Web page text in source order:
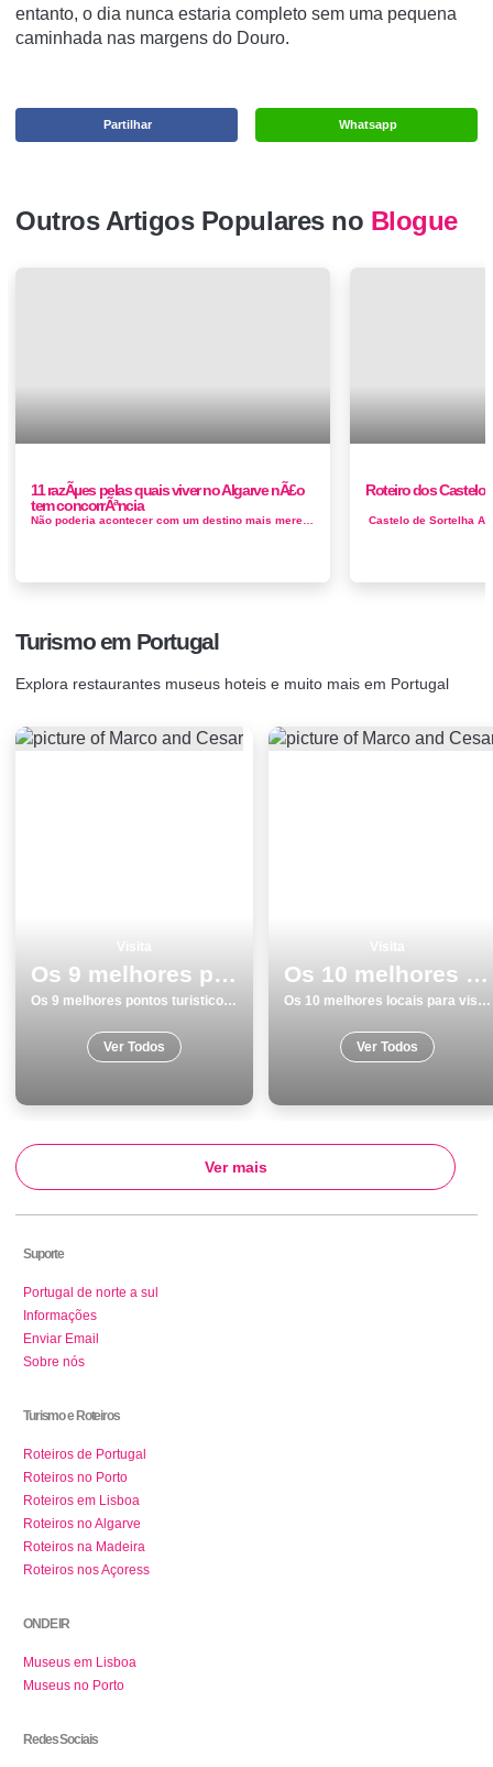
entanto, o dia nunca estaria completo sem uma pequena
caminhada nas margens do Douro.
Whatsapp
Partilhar
Outros Artigos Populares no Blogue
11 razÃµes pelas quais viver no Algarve nÃ£o
tem concorrÃªncia
Roteiro dos
Turismo em Portugal
Explora restaurantes museus hoteis e muito mais em Portugal
Os 9 melhores pontos turisticos para visitar em Lagos
Os 9 melhores pontos turisticos para visitar em Lagos
Ver Todos
Os 10 melhores locais para visitar em Sines
Os 10 melhores locais para visitar em Sines
Ver Todos
Ver mais
Suporte
Portugal de norte a sul
Informações
Enviar Email
Sobre nós
Turismo e Roteiros
Roteiros de Portugal
Roteiros no Porto
Roteiros em Lisboa
Roteiros no Algarve
Roteiros na Madeira
Roteiros nos Açoress
ONDE IR
Museus em Lisboa
Museus no Porto
Redes Sociais